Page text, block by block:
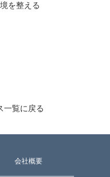
を整える
一覧に戻る
会社概要